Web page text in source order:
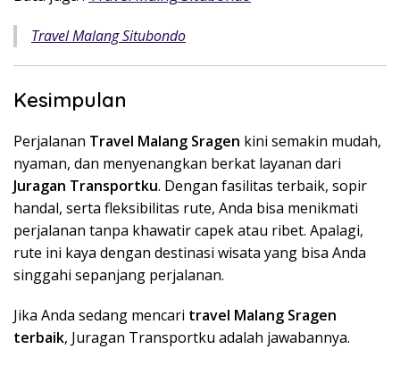
Travel Malang Situbondo
Kesimpulan
Perjalanan Travel Malang Sragen kini semakin mudah,
nyaman, dan menyenangkan berkat layanan dari
Juragan Transportku. Dengan fasilitas terbaik, sopir
handal, serta fleksibilitas rute, Anda bisa menikmati
perjalanan tanpa khawatir capek atau ribet. Apalagi,
rute ini kaya dengan destinasi wisata yang bisa Anda
singgahi sepanjang perjalanan.
Jika Anda sedang mencari travel Malang Sragen
terbaik, Juragan Transportku adalah jawabannya.